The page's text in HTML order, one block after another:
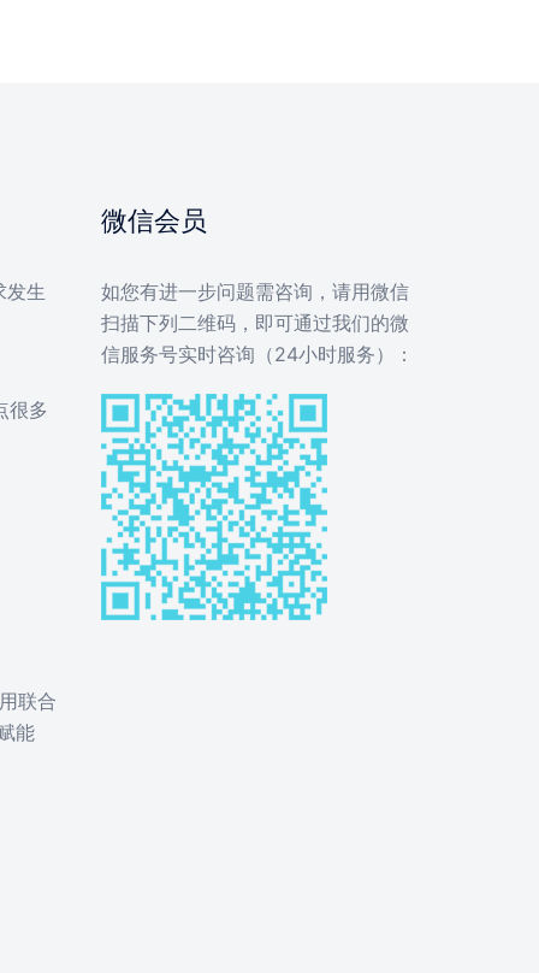
发生
很多
联合
能
微信会员
如您有进一步问题需咨询，请用微信
扫描下列二维码，即可通过我们的微
信服务号实时咨询（24小时服务）：